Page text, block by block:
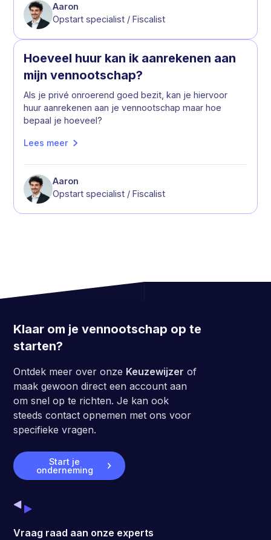
Aaron
Opstart specialist / Fiscalist
Hoeveel huur kan ik aanrekenen aan
mijn vennootschap?
Als je privé onroerend goed bezit, kan je hiervoor
huur aanrekenen aan je vennootschap maar hoe
bepaal je hoeveel?
Lees meer
Aaron
Opstart specialist / Fiscalist
Klaar om je vennootschap op te
starten?
Ontdek meer over onze Keuzewijzer of
maak gewoon direct een account aan
om snel op te richten. Je kan ook
steeds contact opnemen met ons voor
specifieke vragen.
Start je
onderneming
Vraag raad aan onze experts